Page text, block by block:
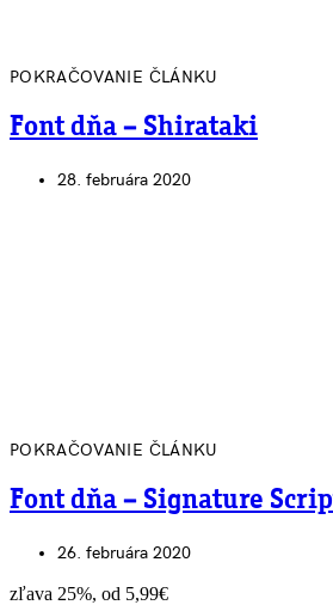
POKRAČOVANIE ČLÁNKU
Font dňa – Shirataki
28. februára 2020
POKRAČOVANIE ČLÁNKU
Font dňa – Signature
26. februára 2020
zľava 25%, od 5,99€